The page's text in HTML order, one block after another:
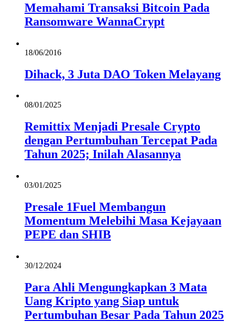
Memahami Transaksi Bitcoin Pada
Ransomware WannaCrypt
18/06/2016
Dihack, 3 Juta DAO Token Melayang
08/01/2025
Remittix Menjadi Presale Crypto
dengan Pertumbuhan Tercepat Pada
Tahun 2025; Inilah Alasannya
03/01/2025
Presale 1Fuel Membangun
Momentum Melebihi Masa Kejayaan
PEPE dan SHIB
30/12/2024
Para Ahli Mengungkapkan 3 Mata
Uang Kripto yang Siap untuk
Pertumbuhan Besar Pada Tahun 2025